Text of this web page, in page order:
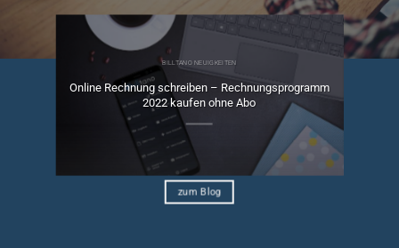
BILLTANO NEUIGKEITEN
Online Rechnung schreiben – Rechnungsprogramm
2022 kaufen ohne Abo
zum Blog